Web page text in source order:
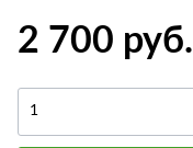
2 700 руб.